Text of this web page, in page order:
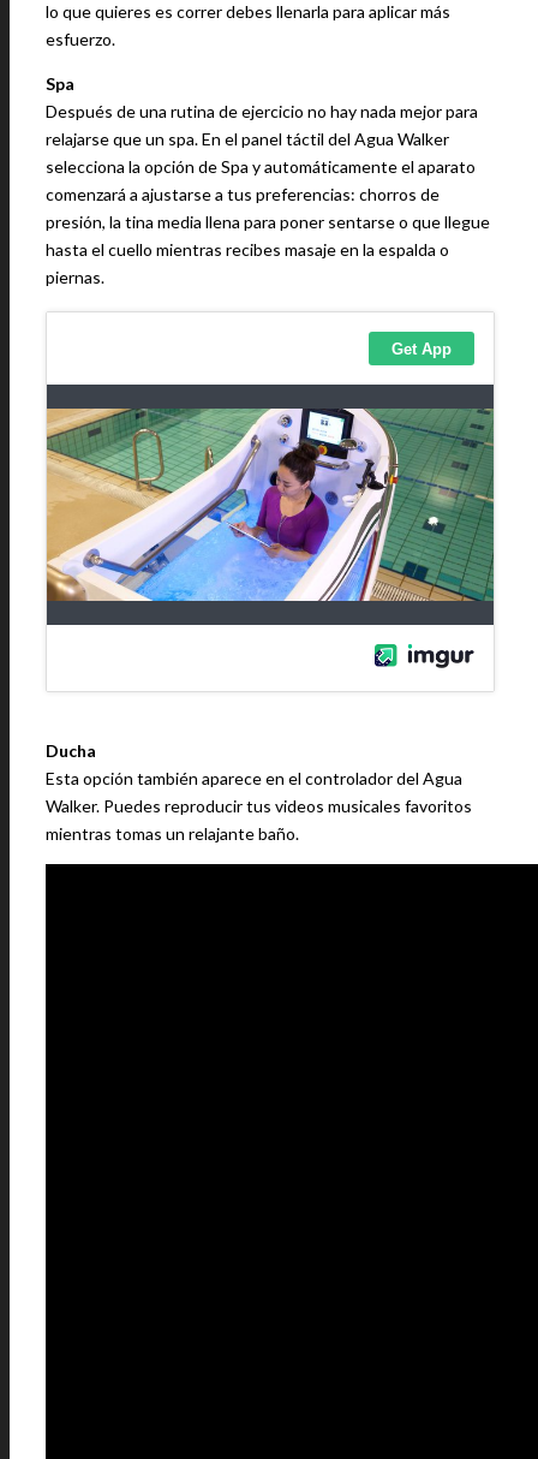
lo que quieres es correr debes llenarla para aplicar más
esfuerzo.
Spa
Después de una rutina de ejercicio no hay nada mejor para
relajarse que un spa. En el panel táctil del Agua Walker
selecciona la opción de Spa y automáticamente el aparato
comenzará a ajustarse a tus preferencias: chorros de
presión, la tina media llena para poner sentarse o que llegue
hasta el cuello mientras recibes masaje en la espalda o
piernas.
Ducha
Esta opción también aparece en el controlador del Agua
Walker. Puedes reproducir tus videos musicales favoritos
mientras tomas un relajante baño.